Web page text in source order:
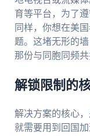
育等平台，为了遵
同样，你想在美
题。这堵无形的
那份与同胞同频共
解锁限制的
解决方案的核心
就需要用到回国